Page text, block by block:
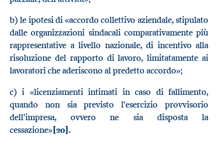
b) le ipotesi di «accordo collettivo aziendale, stipulato
dalle organizzazioni sindacali comparativamente più
rappresentative a livello nazionale, di incentivo alla
risoluzione del rapporto di lavoro, limitatamente ai
lavoratori che aderiscono al predetto accordo»;
c) i «licenziamenti intimati in caso di fallimento,
quando non sia previsto l'esercizio provvisorio
dell'impresa, ovvero ne sia disposta la
cessazione»[20].